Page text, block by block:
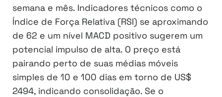
semana e mês. Indicadores técnicos como o
Índice de Força Relativa (RSI) se aproximando
de 62 e um nível MACD positivo sugerem um
potencial impulso de alta. O preço está
pairando perto de suas médias móveis
simples de 10 e 100 dias em torno de US$
2494, indicando consolidação. Se o